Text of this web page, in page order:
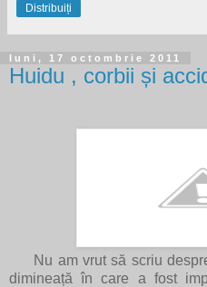
Distribuiți
luni, 17 octombrie 2011
Huidu , corbii și
Nu am vrut să scriu
dimineață în care a fost